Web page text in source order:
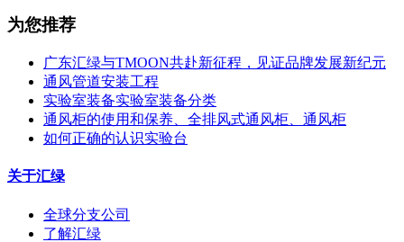
为您推荐
广东汇绿与TMOON共赴新征程，见证品牌发展新纪元
通风管道安装工程
实验室装备实验室装备分类
通风柜的使用和保养、全排风式通风柜、通风柜
如何正确的认识实验台
关于汇绿
全球分支公司
了解汇绿